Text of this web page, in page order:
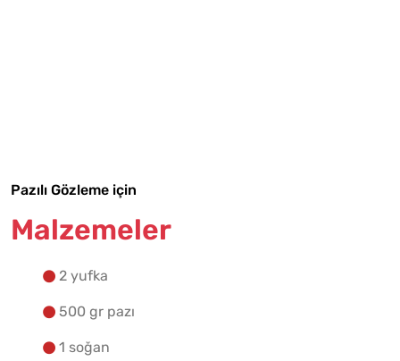
Pazılı Gözleme için
Malzemeler
2 yufka
500 gr pazı
1 soğan